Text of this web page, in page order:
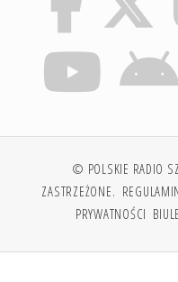
© POLSKIE RADIO
ZASTRZEŻONE.
PRYWATNOŚCI